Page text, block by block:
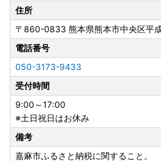
寄附者の皆様にはご不便、ご迷惑を
いませんが、何卒ご理解賜ります
【過去にオンラインワンストップ
ワンストップ特例申請書を希望さ
ません。
オンラインワンストップ申請をご利
【「ヤマト運輸」お届け先変更（
いて】
ヤマト運輸のサービス変更に伴い、
住所
〒860-0833 熊本県熊本市中央区平
電話番号
050-3173-9433
受付時間
9:00～17:00
※土日祝日はお休み
備考
嘉麻市ふるさと納税に関すること。